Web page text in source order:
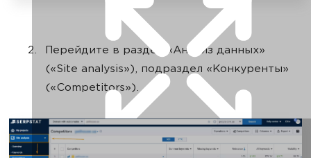
Перейдите в раздел «Анализ данных»
(«Site analysis»), подраздел «Конкуренты»
(«Competitors»).